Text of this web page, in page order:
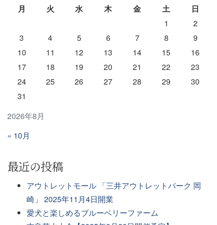
2026年8月
月 火 水 木 金 土
日
1
2
3
4 5 6 7 8
9
10
11 12 13 14 15
16
17
18 19 20 21 22
23
24
25 26 27 28 29
30
31
« 10月
最近の投稿
アウトレットモール 「三井アウトレットパーク 岡
崎」 2025年11月4日開業
愛犬と楽しめるブルーベリーファーム